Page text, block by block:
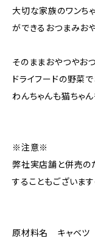
大切な家族のワンち
ができるおつまみおや
そのままおやつやお
ドライフードの野菜
わんちゃんも猫ちゃ
※注意※
弊社実店舗と併売の
することもございます
原材料名 キャベツ